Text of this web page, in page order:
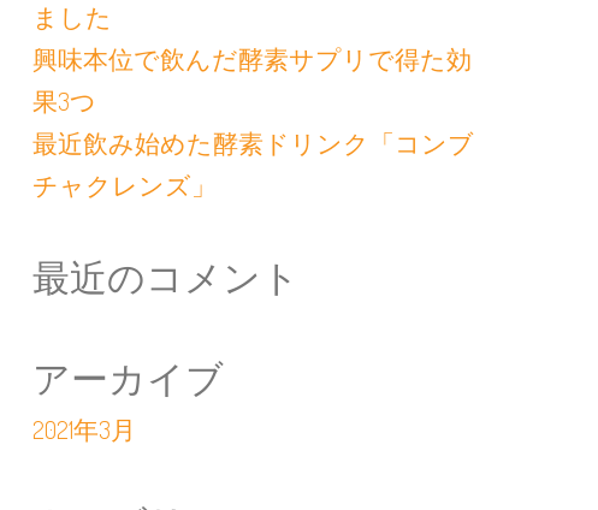
ました
興味本位で飲んだ酵素サプリで得た効
果3つ
最近飲み始めた酵素ドリンク「コンブ
チャクレンズ」
最近のコメント
アーカイブ
2021年3月